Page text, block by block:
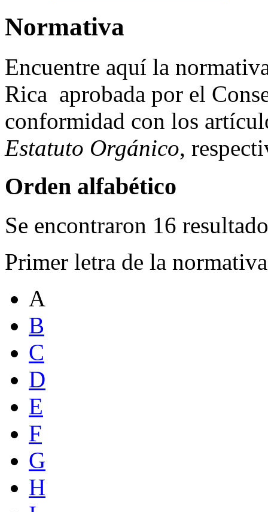
Normativa
Encuentre aquí la
Rica aprobada por el
conformidad con los
Estatuto Orgánico,
Orden alfabético
Se encontraron 16
Primer letra de la
A
B
C
D
E
F
G
H